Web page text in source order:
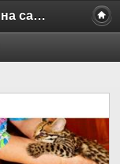
Бесплатные объявления на сайте MILAMO.ru